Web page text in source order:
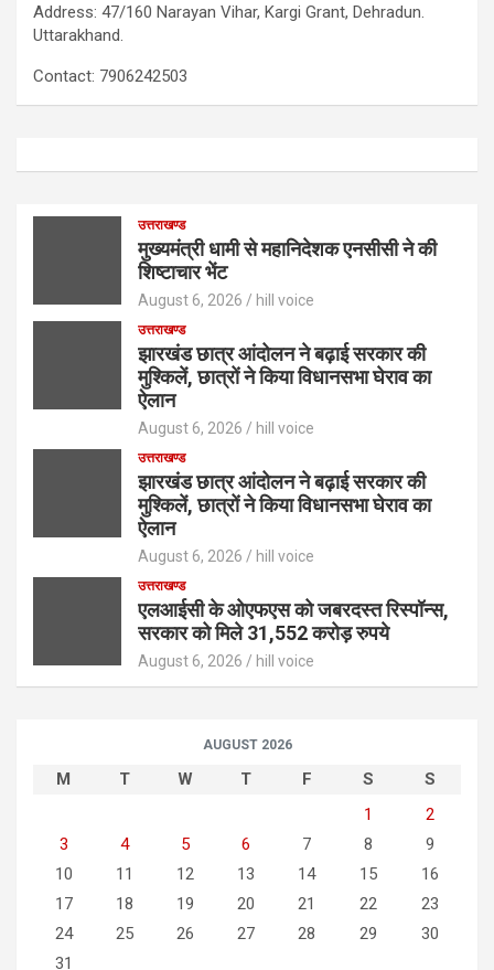
Address: 47/160 Narayan Vihar, Kargi Grant, Dehradun.
Uttarakhand.
Contact: 7906242503
उत्तराखण्ड
मुख्यमंत्री धामी से महानिदेशक एनसीसी ने की
शिष्टाचार भेंट
August 6, 2026 hill voice
उत्तराखण्ड
झारखंड छात्र आंदोलन ने बढ़ाई सरकार की
मुश्किलें, छात्रों ने किया विधानसभा घेराव का
ऐलान
August 6, 2026 hill voice
उत्तराखण्ड
झारखंड छात्र आंदोलन ने बढ़ाई सरकार की
मुश्किलें, छात्रों ने किया विधानसभा घेराव का
ऐलान
August 6, 2026 hill voice
उत्तराखण्ड
एलआईसी के ओएफएस को जबरदस्त रिस्पॉन्स,
सरकार को मिले 31,552 करोड़ रुपये
August 6, 2026 hill voice
AUGUST 2026
M T W T F S
S
1
2
3
4 5 6 7 8
9
10
11 12 13 14 15
16
17
18 19 20 21 22
23
24
25 26 27 28 29
30
31